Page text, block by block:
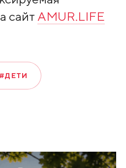
сайт AMUR.LIFE